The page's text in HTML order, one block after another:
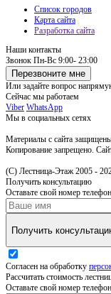
Список городов
Карта сайта
Разработка сайта
Наши контакты
Звонок Пн-Вс 9:00- 23:00
Перезвоните мне
Или задайте вопрос
Сейчас мы работаем
Viber WhatsApp
Мы в социальных сетях
Материалы с сайта
Копирование запрещено.
(С) Лестница-Этаж 2005 -
Получить консультацию
Оставьте свой номер
Получить
Согласен на обработку
Рассчитать стоимость
Оставьте свой номер